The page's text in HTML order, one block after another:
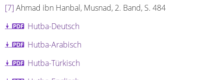
[7] Ahmad ibn Hanbal, Musnad, 2. Band, S. 484
Hutba-Deutsch
Hutba-Arabisch
Hutba-Türkisch